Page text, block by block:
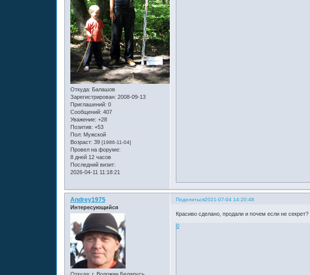
Откуда: Балашов
Зарегистрирован: 2008-09-13
Приглашений: 0
Сообщений: 407
Уважение: +28
Позитив: +53
Пол: Мужской
Возраст: 39 [1986-11-04]
Провел на форуме:
8 дней 12 часов
Последний визит:
2026-04-11 11:18:21
Поделиться2021-07-04 14:20:48
Andrey1975
Интересующийся
Красиво сделано, продали и почем если не секрет?
0